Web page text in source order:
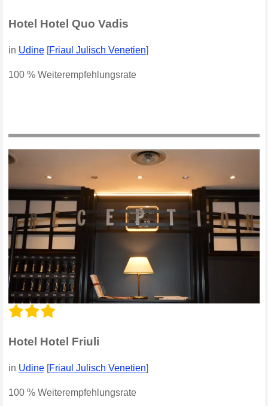
Hotel Hotel Quo Vadis
in Udine[Friaul Julisch Venetien]
100 % Weiterempfehlungsrate
Hotel Hotel Friuli
in Udine[Friaul Julisch Venetien]
100 % Weiterempfehlungsrate